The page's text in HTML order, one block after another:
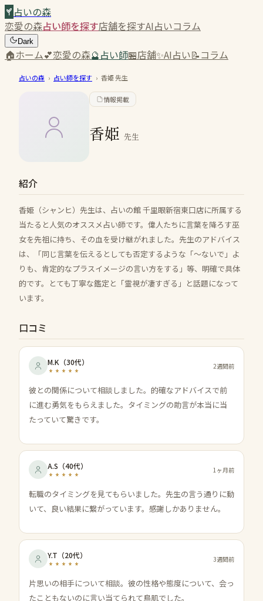
占いの森
恋愛の森占い師を探す店舗を探すAI占いコラム
Dark
🏠ホーム💕恋愛の森🔮占い師🏪店舗✨AI占い📝コラム
占いの森 › 占い師を探す › 香姫先生
情報掲載
香姫 先生
紹介
香姫（シャンヒ）先生は、占いの館 千里眼新宿東口店に所属する
当たると人気のオススメ占い師です。偉人たちに言葉を降ろす巫
女を先祖に持ち、その血を受け継がれました。先生のアドバイス
は、「同じ言葉を伝えるとしても否定するような「～ないで」よ
りも、肯定的なプラスイメージの言い方をする」等、明確で具体
的です。とても丁寧な鑑定と「霊視が凄すぎる」と話題になって
います。
口コミ
M.K （30代） 2週間前
彼との関係について相談しました。的確なアドバイスで前
に進む勇気をもらえました。タイミングの助言が本当に当
たっていて驚きです。
A.S （40代） 1ヶ月前
転職のタイミングを見てもらいました。先生の言う通りに動
いて、良い結果に繋がっています。感謝しかありません。
Y.T （20代） 3週間前
片思いの相手について相談。彼の性格や態度について、会っ
たこともないのに言い当てられて鳥肌でした。